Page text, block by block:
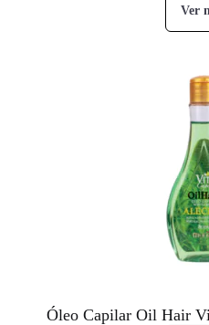
Ver
Óleo Capilar Oil Hair